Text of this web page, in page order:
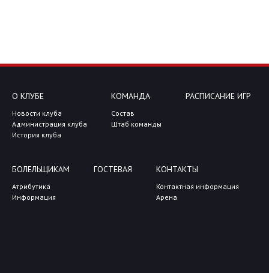
О КЛУБЕ
Новости клуба
Администрация клуба
История клуба
КОМАНДА
Состав
Штаб команды
РАСПИСАНИЕ ИГР
БОЛЕЛЬЩИКАМ
Атрибутика
Информация
ГОСТЕВАЯ КОНТАКТЫ
Контактная информация
Арена